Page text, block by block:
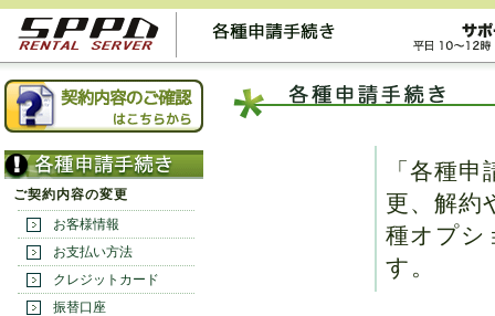
「各種
更、解約
種オプシ
す。
ご契約内容の変更
お客様情報
お支払い方法
クレジットカード
振替口座